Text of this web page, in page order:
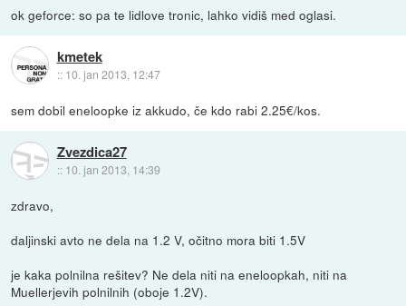
ok geforce: so pa te lidlove tronic, lahko vidiš med oglasi.
kmetek
:: 10. jan 2013, 12:47
sem dobil eneloopke iz akkudo, če kdo rabi 2.25€/kos.
Zvezdica27
:: 10. jan 2013, 14:39
zdravo,
daljinski avto ne dela na 1.2 V, očitno mora biti 1.5V
je kaka polnilna rešitev? Ne dela niti na eneloopkah, niti na
Muellerjevih polnilnih (oboje 1.2V).